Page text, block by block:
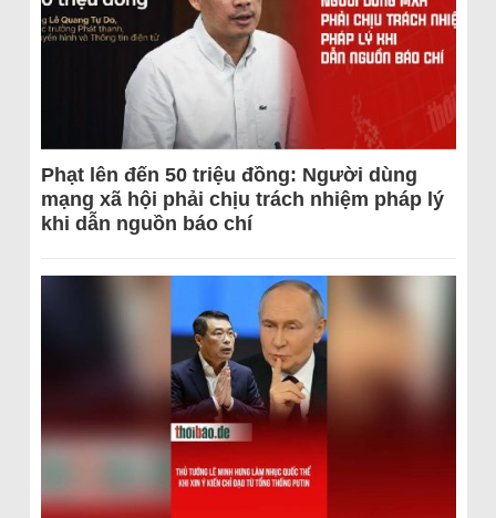
Phạt lên đến 50 triệu đồng: Người dùng
mạng xã hội phải chịu trách nhiệm pháp lý
khi dẫn nguồn báo chí